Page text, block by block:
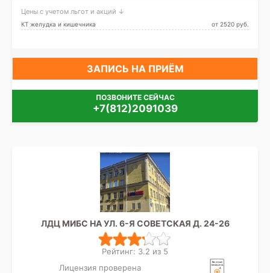
Цены с учетом льгот и акций ↓
КТ желудка и кишечника от 2520 pуб.
ЗАПИСЬ НА ПРИЁМ
ПОЗВОНИТЕ СЕЙЧАС
+7(812)2091039
ЛДЦ МИБС НА УЛ. 6-Я СОВЕТСКАЯ Д. 24-26
Рейтинг: 3.2 из 5
Лицензия проверена